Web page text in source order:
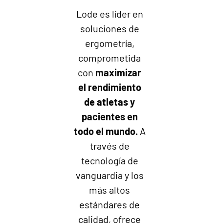
Lode es líder en
soluciones de
ergometría,
comprometida
con maximizar
el rendimiento
de atletas y
pacientes en
todo el mundo.A
través de
tecnología de
vanguardia y los
más altos
estándares de
calidad, ofrece